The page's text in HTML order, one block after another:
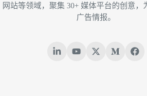
网站等领域，聚集 30+ 媒体平台的创意，
广告情报。